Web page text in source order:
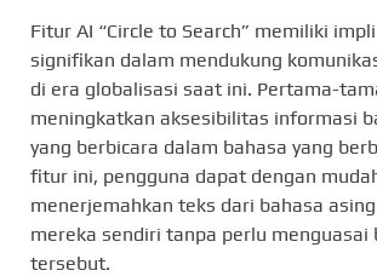
Fitur AI “Circle to Search” memiliki
signifikan dalam mendukung
di era globalisasi saat ini. Pertama-
meningkatkan aksesibilitas informasi
yang berbicara dalam bahasa yang
fitur ini, pengguna dapat dengan
menerjemahkan teks dari bahasa
mereka sendiri tanpa perlu menguasai
tersebut.